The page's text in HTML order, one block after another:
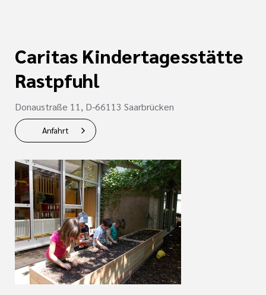
Caritas Kindertagesstätte
Rastpfuhl
Donaustraße 11, D-66113 Saarbrücken
Anfahrt